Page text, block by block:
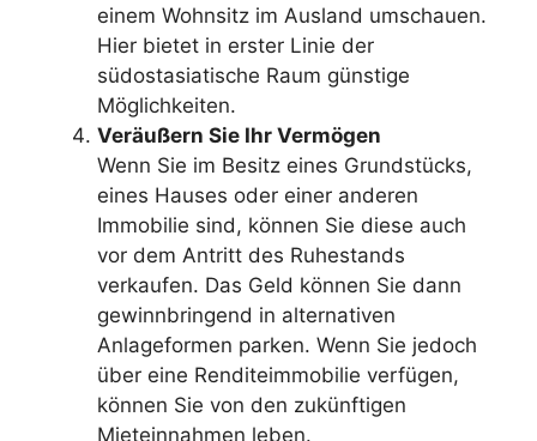
einem Wohnsitz im Ausland umschauen.
Hier bietet in erster Linie der
südostasiatische Raum günstige
Möglichkeiten.
Veräußern Sie Ihr Vermögen
Wenn Sie im Besitz eines Grundstücks,
eines Hauses oder einer anderen
Immobilie sind, können Sie diese auch
vor dem Antritt des Ruhestands
verkaufen. Das Geld können Sie dann
gewinnbringend in alternativen
Anlageformen parken. Wenn Sie jedoch
über eine Renditeimmobilie verfügen,
können Sie von den zukünftigen
Mieteinnahmen leben.